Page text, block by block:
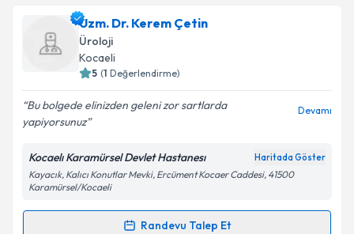
Dr. Fikret Özbakıriçin randevu takvimi talebi
oluşturun. Size bu uzmandan randevu almanız için bir
takvim hazırlandığında e-posta ile bilgilendireceğiz.
Kişisel verilerimin işlenmesine ilişkin
Aydınlatma
Metni'ni okudum ve kişisel verilerimin belirtilen
kapsamda işlenmesini kabul ediyorum.
Uzm. Dr. Kerem Çetin
Üroloji
Kocaeli
5 (1 Değerlendirme)
Bu bolgede elinizden geleni zor sartlarda
yapiyorsunuz
Devamı
Kocaelı Karamürsel Devlet Hastanesı Haritada Göster
Kayacık, Kalıcı Konutlar Mevki, Ercüment Kocaer Caddesi, 41500
Karamürsel/Kocaeli
Randevu Talep Et